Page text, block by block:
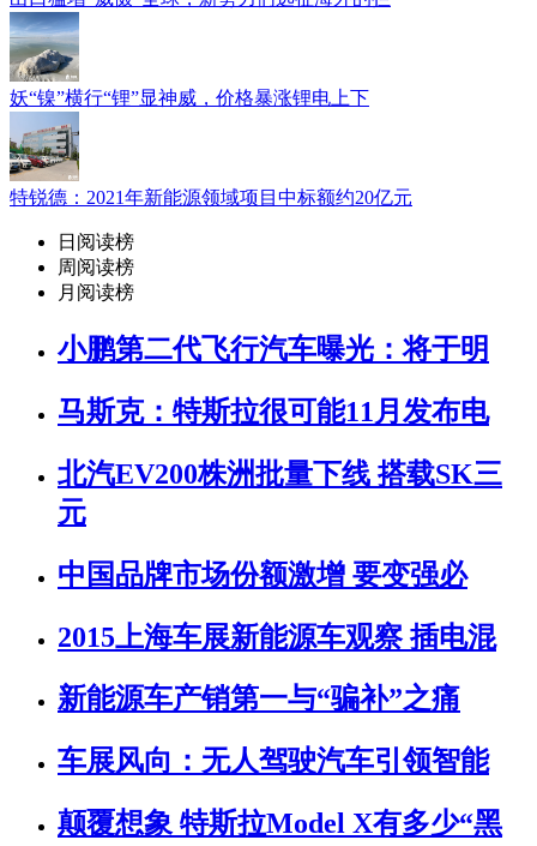
妖“镍”横行“锂”显神威，价格暴涨锂电上下
特锐德：2021年新能源领域项目中标额约20亿元
日阅读榜
周阅读榜
月阅读榜
小鹏第二代飞行汽车曝光：将于明
马斯克：特斯拉很可能11月发布电
北汽EV200株洲批量下线 搭载SK三
元
中国品牌市场份额激增 要变强必
2015上海车展新能源车观察 插电混
新能源车产销第一与“骗补”之痛
车展风向：无人驾驶汽车引领智能
颠覆想象 特斯拉Model X有多少“黑